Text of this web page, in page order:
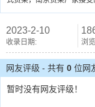
2023-2-10
收录日期: 浏
网友评级 - 共有 0 位网
暂时没有网友评级！